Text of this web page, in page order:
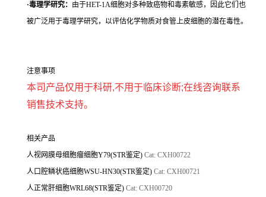
·毒理学研究： 由于HET-1A细胞对多种致癌物和毒素敏感，因此它们也
被广泛用于毒理学研究，以评估化学物质对食管上皮细胞的潜在毒性。
注意事项
本司产品仅用于科研,不用于临床诊断;在线咨询联系
销售技术支持。
相关产品
人视网膜母细胞瘤细胞Y79(STR鉴定) Cat: CXH00722
人口腔鳞状癌细胞WSU-HN30(STR鉴定) Cat: CXH00721
人正常肝细胞WRL68(STR鉴定) Cat: CXH00720